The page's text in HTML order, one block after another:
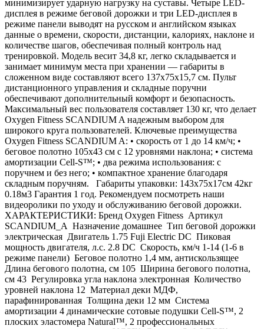
минимизирует ударную нагрузку на суставы. Четыре LED-
дисплея в режиме беговой дорожки и три LED-дисплея в
режиме панели выводят на русском и английском языках
данные о времени, скорости, дистанции, калориях, наклоне и
количестве шагов, обеспечивая полный контроль над
тренировкой. Модель весит 34,8 кг, легко складывается и
занимает минимум места при хранении — габариты в
сложенном виде составляют всего 137х75х15,7 см. Пульт
дистанционного управления и складные поручни
обеспечивают дополнительный комфорт и безопасность.
Максимальный вес пользователя составляет 130 кг, что делает
Oxygen Fitness SCANDIUM A надежным выбором для
широкого круга пользователей. Ключевые преимущества
Oxygen Fitness SCANDIUM A: • скорость от 1 до 14 км/ч; •
беговое полотно 105х43 см с 12 уровнями наклона; • система
амортизации Cell-S™; • два режима использования: с
поручнем и без него; • компактное хранение благодаря
складным поручням. Габариты упаковки: 143х75х17см 42кг
0.18м3 Гарантия 1 год. Рекомендуем посмотреть наши
видеоролики по уходу и обслуживанию беговой дорожки.
ХАРАКТЕРИСТИКИ: Бренд Oxygen Fitness Артикул
SCANDIUM_A Назначение домашнее Тип беговой дорожки
электрическая Двигатель 1.75 Fuji Electric DC Пиковая
мощность двигателя, л.с. 2.8 DC Скорость, км/ч 1-14 (1-6 в
режиме панели) Беговое полотно 1,4 мм, антискользящее
Длина бегового полотна, см 105 Ширина бегового полотна,
см 43 Регулировка угла наклона электронная Количество
уровней наклона 12 Материал деки МДФ,
парафинированная Толщина деки 12 мм Система
амортизации 4 динамические сотовые подушки Cell-S™, 2
плоских эластомера Natural™, 2 профессиональных